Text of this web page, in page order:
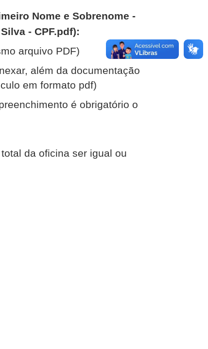
Nome e Sobrenome -
- CPF.pdf):
arquivo PDF)
além da documentação
em formato pdf)
é obrigatório o
da oficina ser igual ou